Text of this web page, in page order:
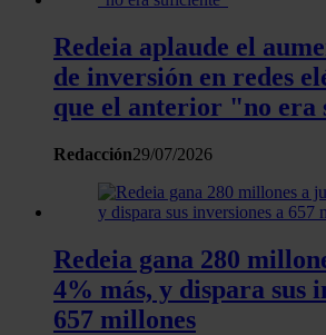
Redeia aplaude el
de inversión en redes
que el anterior "no era
Redacción29/07/2026
Redeia gana 280
4% más, y dispara sus
657 millones